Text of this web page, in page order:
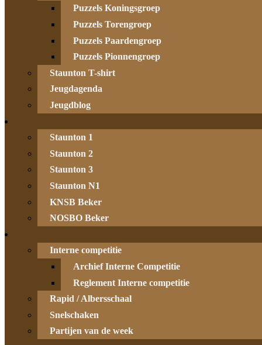
Puzzels Koningsgroep
Puzzels Torengroep
Puzzels Paardengroep
Puzzels Pionnengroep
Staunton T-shirt
Jeugdagenda
Jeugdblog
Staunton 1
Staunton 2
Staunton 3
Staunton N1
KNSB Beker
NOSBO Beker
Interne competitie
Archief Interne Competitie
Reglement Interne competitie
Rapid / Albersschaal
Snelschaken
Partijen van de week